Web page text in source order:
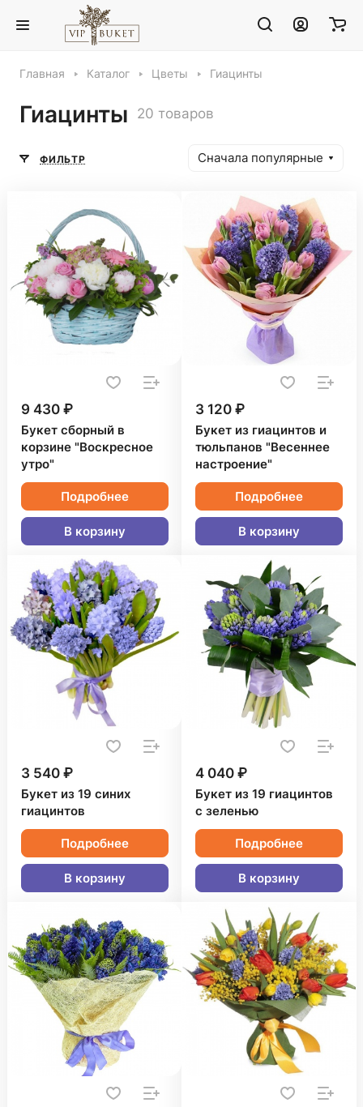
Главная Каталог Цветы Гиацинты
Гиацинты 20 товаров
ФИЛЬТР Сначала популярные
9 430 ₽
Букет сборный в
корзине "Воскресное
утро"
Подробнее
В корзину
3 120 ₽
Букет из гиацинтов и
тюльпанов "Весеннее
настроение"
Подробнее
В корзину
3 540 ₽
Букет из 19 синих
гиацинтов
Подробнее
В корзину
4 040 ₽
Букет из 19 гиацинтов
с зеленью
Подробнее
В корзину